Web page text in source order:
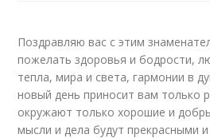
Поздравляю вас с этим
пожелать здоровья и бодрости,
тепла, мира и света, гармонии в
новый день приносит вам только
окружают только хорошие и
мысли и дела будут прекрасными